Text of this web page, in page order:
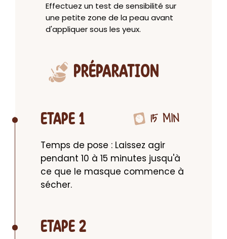
Effectuez un test de sensibilité sur
une petite zone de la peau avant
d'appliquer sous les yeux.
PRÉPARATION
ETAPE 1 15 MIN
Temps de pose : Laissez agir
pendant 10 à 15 minutes jusqu'à
ce que le masque commence à
sécher.
ETAPE 2